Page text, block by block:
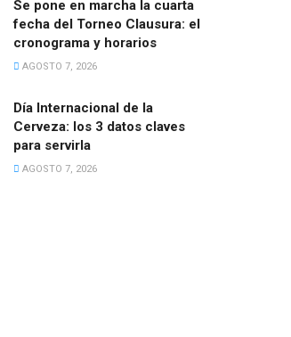
Se pone en marcha la cuarta
fecha del Torneo Clausura: el
cronograma y horarios
AGOSTO 7, 2026
Día Internacional de la
Cerveza: los 3 datos claves
para servirla
AGOSTO 7, 2026